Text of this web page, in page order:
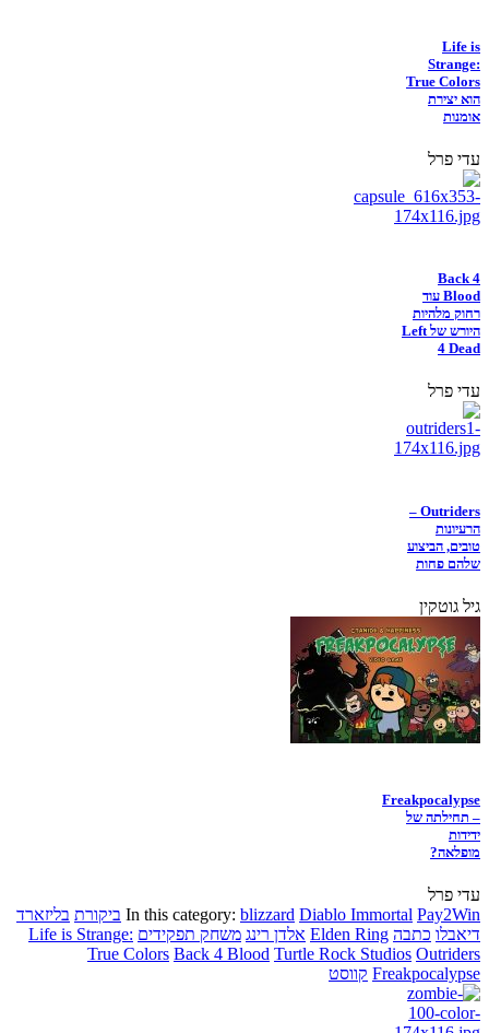
Life is
Strange:
True Colors
הוא יצירת
אומנות
עדי פרל
Back 4
Blood עוד
רחוק מלהיות
היורש של Left
4 Dead
עדי פרל
Outriders –
הרעיונות
טובים, הביצוע
שלהם פחות
גיל גוטקין
Freakpocalypse
– תחילתה של
ידידות
מופלאה?
עדי פרל
In this category: blizzard Diablo Immortal Pay2Win ביקורת בליזארד
דיאבלו כתבה Elden Ring אלדן רינג משחק תפקידים Life is Strange:
True Colors Back 4 Blood Turtle Rock Studios Outriders
Freakpocalypse קווסט